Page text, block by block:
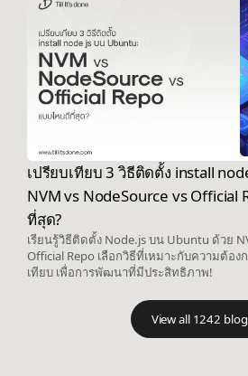
เปรียบเทียบ 3 วิธีติดตั้ง install
NVM vs NodeSource vs Official
ที่สุด?
เรียนรู้วิธีติดตั้ง Node.js บน Ubuntu ด้วย
Official Repo เลือกวิธีที่เหมาะกับความต้อ
เทียบ เพื่อการพัฒนาที่มีประสิทธิภาพ!
View all 1242